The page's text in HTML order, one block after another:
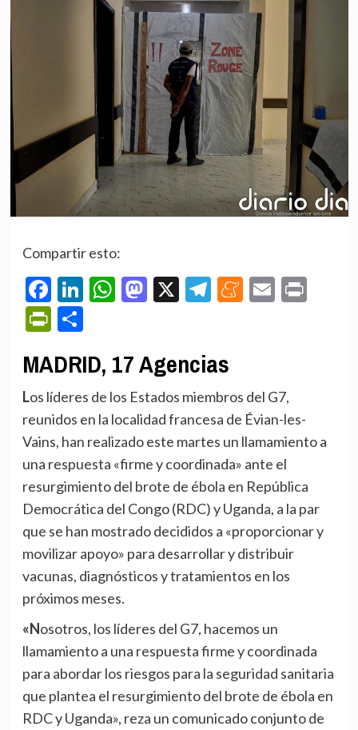
Compartir esto:
Facebook
LinkedIn
WhatsApp
Mastodon
X Telegram
Meneame
Email
PrintFriendly
Compartir
MADRID, 17 Agencias
Los líderes de los Estados miembros del G7,
reunidos en la localidad francesa de Évian-les-
Vains, han realizado este martes un llamamiento a
una respuesta «firme y coordinada» ante el
resurgimiento del brote de ébola en República
Democrática del Congo (RDC) y Uganda, a la par
que se han mostrado decididos a «proporcionar y
movilizar apoyo» para desarrollar y distribuir
vacunas, diagnósticos y tratamientos en los
próximos meses.
«Nosotros, los líderes del G7, hacemos un
llamamiento a una respuesta firme y coordinada
para abordar los riesgos para la seguridad sanitaria
que plantea el resurgimiento del brote de ébola en
RDC y Uganda», reza un comunicado conjunto de